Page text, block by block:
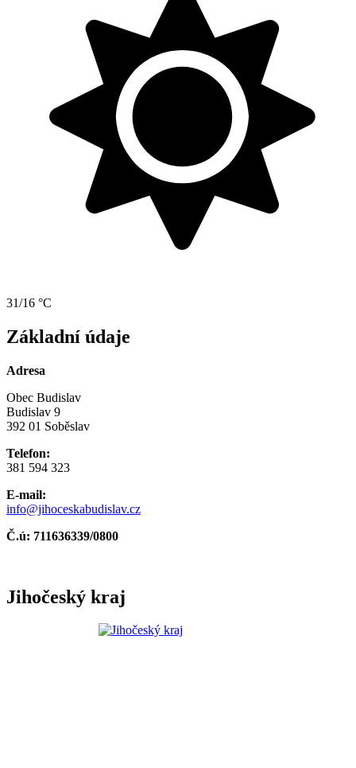
31/16 °C
Základní údaje
Adresa
Obec Budislav
Budislav 9
392 01 Soběslav
Telefon:
381 594 323
E-mail:
info@jihoceskabudislav.cz
Č.ú: 711636339/0800
Jihočeský kraj